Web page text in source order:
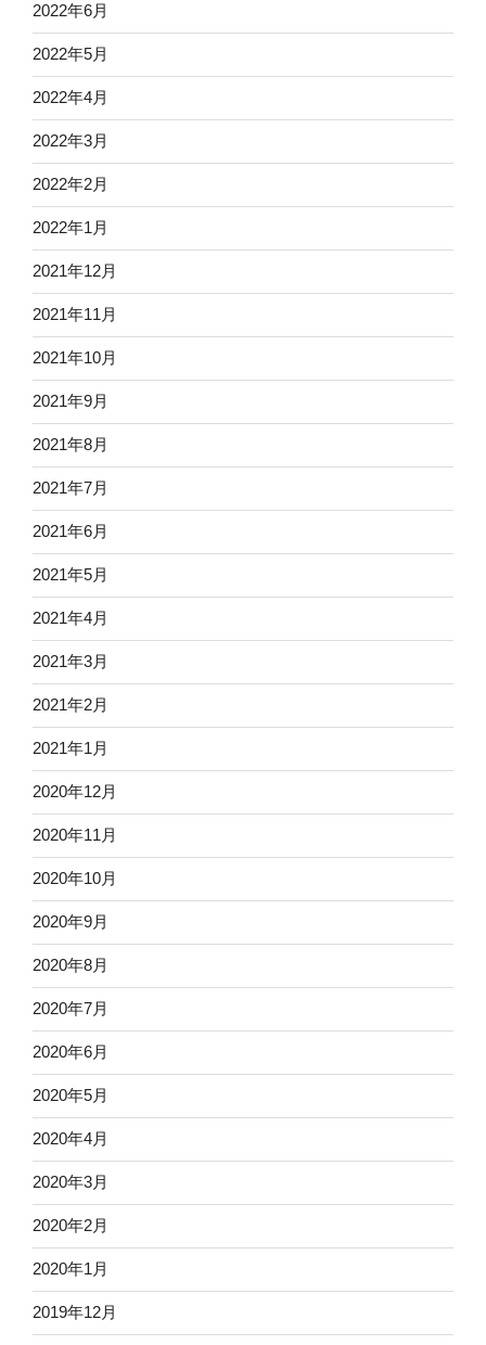
2022年6月
2022年5月
2022年4月
2022年3月
2022年2月
2022年1月
2021年12月
2021年11月
2021年10月
2021年9月
2021年8月
2021年7月
2021年6月
2021年5月
2021年4月
2021年3月
2021年2月
2021年1月
2020年12月
2020年11月
2020年10月
2020年9月
2020年8月
2020年7月
2020年6月
2020年5月
2020年4月
2020年3月
2020年2月
2020年1月
2019年12月